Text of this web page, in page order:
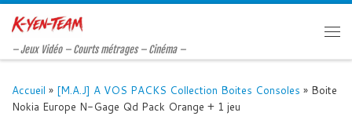
Passer au contenu
– Jeux Vidéo – Courts métrages – Cinéma –
Accueil » [M.A.J] A VOS PACKS Collection Boites Consoles » Boite
Nokia Europe N-Gage Qd Pack Orange + 1 jeu